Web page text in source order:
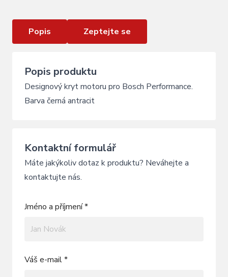
Popis Zeptejte se
Popis produktu
Designový kryt motoru pro Bosch Performance.
Barva černá antracit
Kontaktní formulář
Máte jakýkoliv dotaz k produktu? Neváhejte a
kontaktujte nás.
Jméno a příjmení *
Váš e-mail *